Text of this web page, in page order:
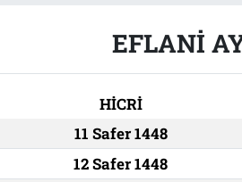
EFLANİ
HİCRİ
11 Safer 1448
12 Safer 1448